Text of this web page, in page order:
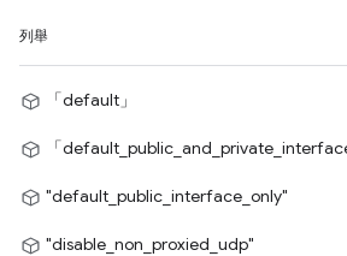
列舉
「default」
「
"default_public_interface_only"
"disable_non_proxied_udp"